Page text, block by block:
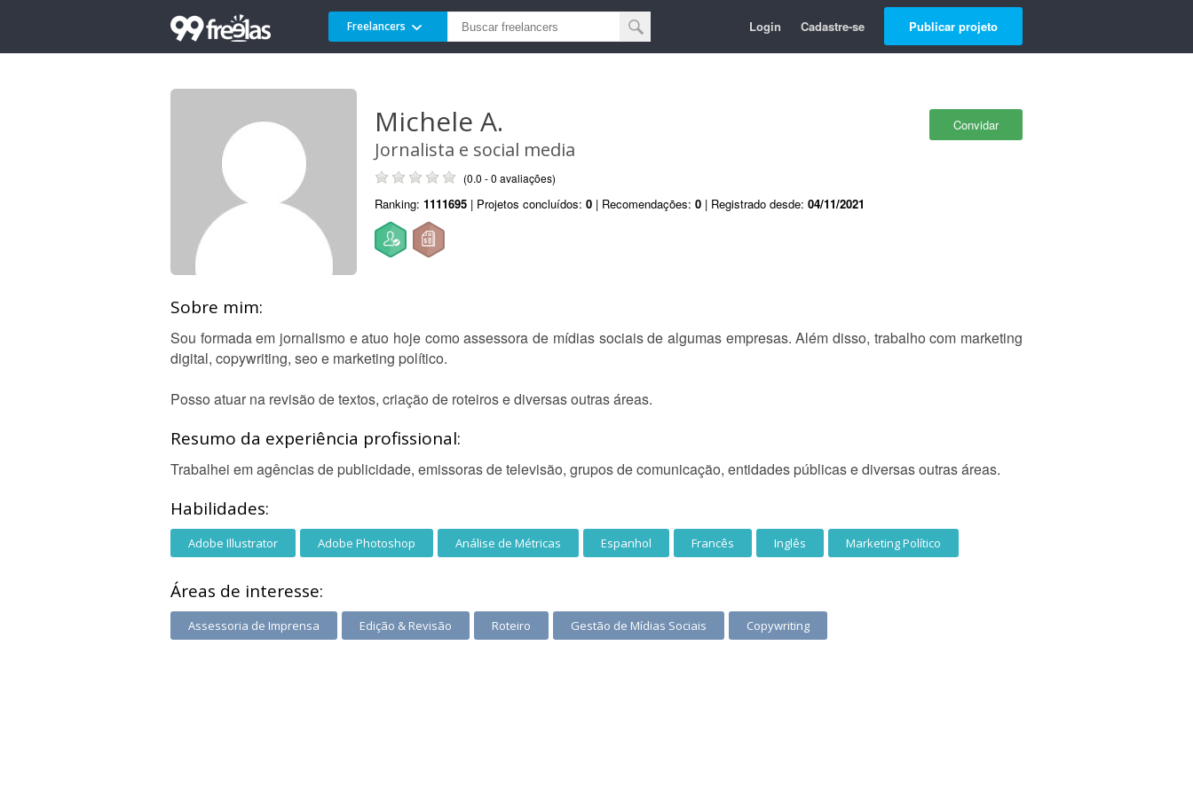
Freelancers Login Cadastre-se Publicar projeto
Convidar
Michele A.
Jornalista e social media
(0.0 - 0 avaliações)
Ranking: 1111695 | Projetos concluídos: 0 | Recomendações: 0 | Registrado desde: 04/11/2021
Sobre mim:
Sou formada em jornalismo e atuo hoje como assessora de mídias sociais de algumas empresas. Além disso, trabalho com marketing
digital, copywriting, seo e marketing político.
Posso atuar na revisão de textos, criação de roteiros e diversas outras áreas.
Resumo da experiência profissional:
Trabalhei em agências de publicidade, emissoras de televisão, grupos de comunicação, entidades públicas e diversas outras áreas.
Habilidades:
Adobe Illustrator Adobe Photoshop Análise de Métricas Espanhol Francês Inglês Marketing Político
Áreas de interesse:
Assessoria de Imprensa Edição & Revisão Roteiro Gestão de Mídias Sociais Copywriting